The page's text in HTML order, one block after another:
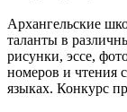
Архангельские
таланты в
рисунки, эссе,
номеров и чтения
языках. Конкурс